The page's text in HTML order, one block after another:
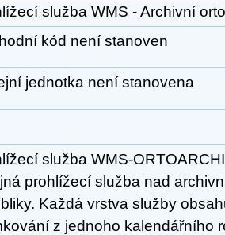
služba WMS - Archivní
kód není stanoven
jednotka není stanovena
služba WMS-
prohlížecí služba nad
Každá vrstva služby
z jednoho kalendářního